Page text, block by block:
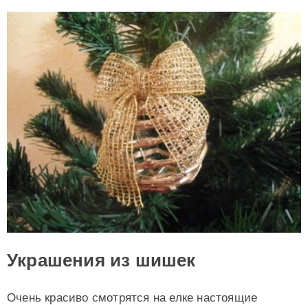
Украшения из шишек
Очень красиво смотрятся на елке настоящие